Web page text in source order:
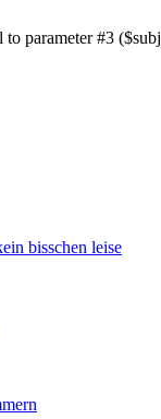
to parameter #3
bisschen leise